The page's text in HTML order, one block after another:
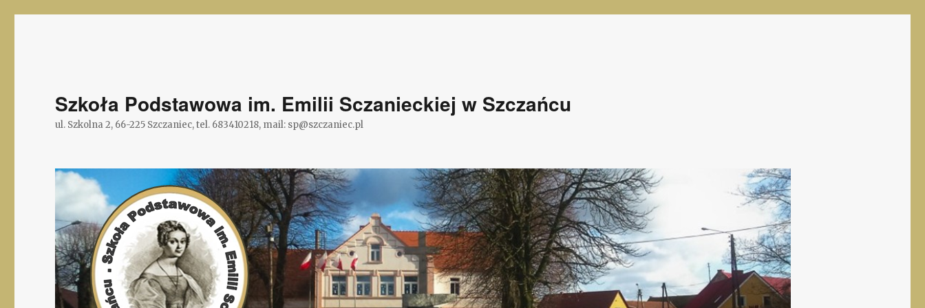
Szkoła Podstawowa im. Emilii Sczanieckiej w Szczańcu
ul. Szkolna 2, 66-225 Szczaniec, tel. 683410218, mail: sp@szczaniec.pl